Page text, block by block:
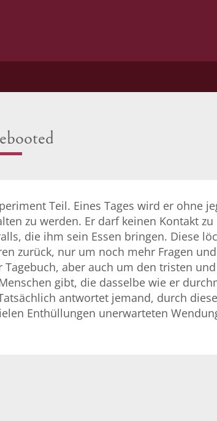
Teil. Eines Tages wird er ohne
zu werden. Er darf keinen Kontakt
die ihm sein Essen bringen. Diese
zurück, nur um noch mehr Fragen
aber auch um den tristen
gibt, die dasselbe wie er
antwortet jemand, durch
Enthüllungen unerwarteten